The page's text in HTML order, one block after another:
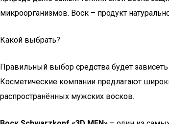
микроорганизмов. Воск – продукт
Какой выбрать?
Правильный выбор средства будет
Косметические компании предлагают
распространённых мужских восков.